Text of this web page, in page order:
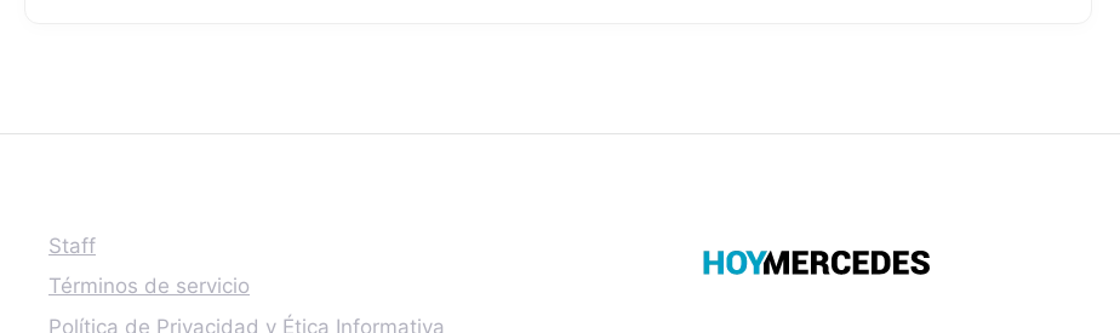
Staff
Términos de servicio
Política de Privacidad y Ética Informativa